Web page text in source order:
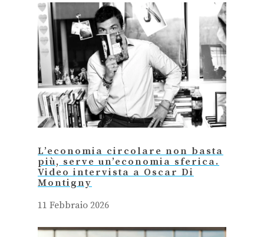
L’economia circolare non basta
più, serve un’economia sferica.
Video intervista a Oscar Di
Montigny
11 Febbraio 2026